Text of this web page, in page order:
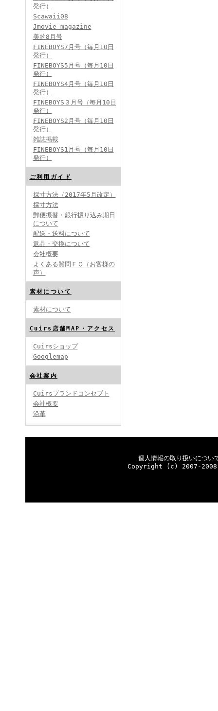
2018年分バックナンバー
2017年分バックナンバー
2016年分バックナンバー
2014年分バックナンバー
発行）
Scawaii08
Jmovie magazine
美的8月号
FINEBOYS7月号（毎月10日
発行）
FINEBOYS5月号（毎月10日
発行）
FINEBOYS4月号（毎月10日
発行）
FINEBOYS３月号（毎月10日
発行）
FINEBOYS2月号（毎月10日
発行）
雑誌掲載
FINEBOYS1月号（毎月10日
発行）
ご利用ガイド
採寸方法（2017年5月改定）
採寸方法
郵便振替・銀行振り込み期日
について
配送・送料について
返品・交換について
会社概要
よくある質問ＦＱ（お客様の
声）
素材について
素材について
Cuirs店舗MAP・アクセス
Cuirsショップ
Googlemap
会社案内
Cuirsブランドコンセプト
会社概要
沿革
個人情報の取り扱いについ
Copyright (c) 2007-